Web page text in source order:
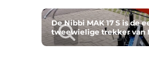
Meest gelezen
Nieuwsbrief
De Nibbi MAK 17 S is de
tweewielige trekker van